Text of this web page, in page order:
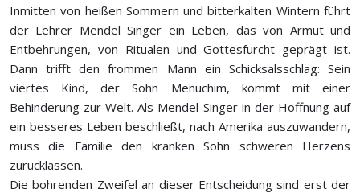
Inmitten von heißen Sommern und bitterkalten Wintern führt
der Lehrer Mendel Singer ein Leben, das von Armut und
Entbehrungen, von Ritualen und Gottesfurcht geprägt ist.
Dann trifft den frommen Mann ein Schicksalsschlag: Sein
viertes Kind, der Sohn Menuchim, kommt mit einer
Behinderung zur Welt. Als Mendel Singer in der Hoffnung auf
ein besseres Leben beschließt, nach Amerika auszuwandern,
muss die Familie den kranken Sohn schweren Herzens
zurücklassen.
Die bohrenden Zweifel an dieser Entscheidung sind erst der